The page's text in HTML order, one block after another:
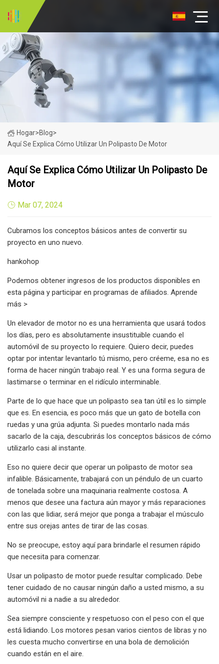
Hogar>Blog>
Aquí Se Explica Cómo Utilizar Un Polipasto De Motor
Aquí Se Explica Cómo Utilizar Un Polipasto De
Motor
Mar 07, 2024
Cubramos los conceptos básicos antes de convertir su
proyecto en uno nuevo.
hankohop
Podemos obtener ingresos de los productos disponibles en
esta página y participar en programas de afiliados. Aprende
más >
Un elevador de motor no es una herramienta que usará todos
los días, pero es absolutamente insustituible cuando el
automóvil de su proyecto lo requiere. Quiero decir, puedes
optar por intentar levantarlo tú mismo, pero créeme, esa no es
forma de hacer ningún trabajo real. Y es una forma segura de
lastimarse o terminar en el ridículo interminable.
Parte de lo que hace que un polipasto sea tan útil es lo simple
que es. En esencia, es poco más que un gato de botella con
ruedas y una grúa adjunta. Si puedes montarlo nada más
sacarlo de la caja, descubrirás los conceptos básicos de cómo
utilizarlo casi al instante.
Eso no quiere decir que operar un polipasto de motor sea
infalible. Básicamente, trabajará con un péndulo de un cuarto
de tonelada sobre una maquinaria realmente costosa. A
menos que desee una factura aún mayor y más reparaciones
con las que lidiar, será mejor que ponga a trabajar el músculo
entre sus orejas antes de tirar de las cosas.
No se preocupe, estoy aquí para brindarle el resumen rápido
que necesita para comenzar.
Usar un polipasto de motor puede resultar complicado. Debe
tener cuidado de no causar ningún daño a usted mismo, a su
automóvil ni a nadie a su alrededor.
Sea siempre consciente y respetuoso con el peso con el que
está lidiando. Los motores pesan varios cientos de libras y no
les cuesta mucho convertirse en una bola de demolición
cuando están en el aire.